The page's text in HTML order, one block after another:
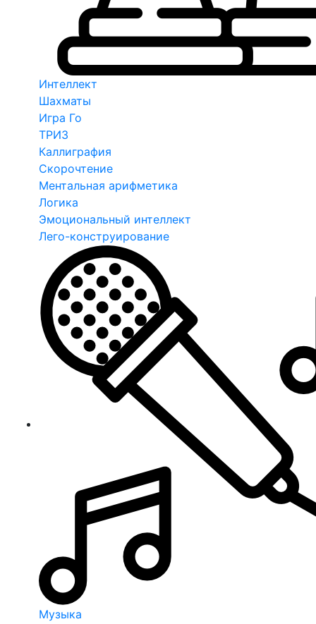
Интеллект
Шахматы
Игра Го
ТРИЗ
Каллиграфия
Скорочтение
Ментальная арифметика
Логика
Эмоциональный интеллект
Лего-конструирование
Музыка